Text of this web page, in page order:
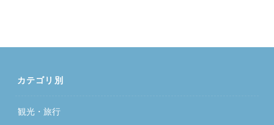
カテゴリ別
観光・旅行